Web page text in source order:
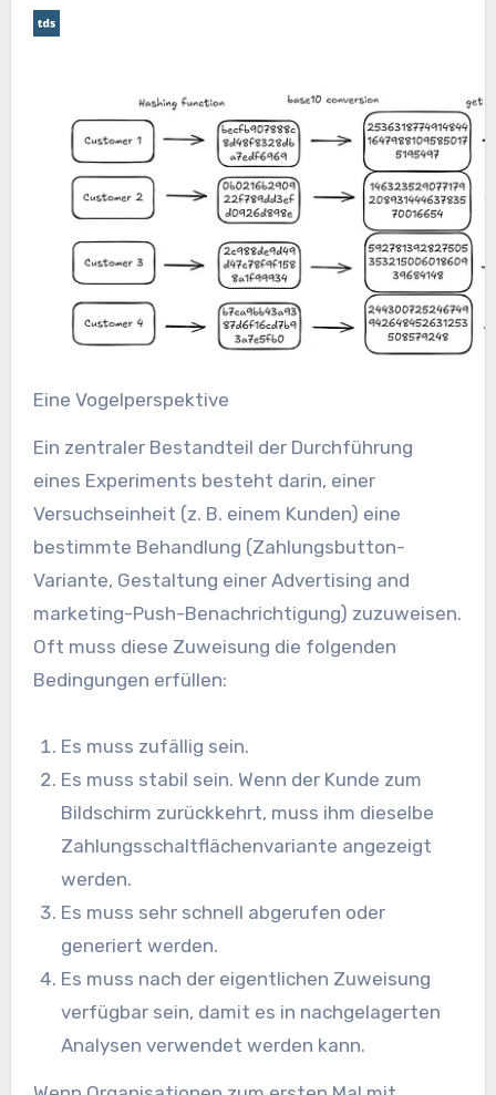
Eine Vogelperspektive
Ein zentraler Bestandteil der Durchführung
eines Experiments besteht darin, einer
Versuchseinheit (z. B. einem Kunden) eine
bestimmte Behandlung (Zahlungsbutton-
Variante, Gestaltung einer Advertising and
marketing-Push-Benachrichtigung) zuzuweisen.
Oft muss diese Zuweisung die folgenden
Bedingungen erfüllen:
Es muss zufällig sein.
Es muss stabil sein. Wenn der Kunde zum
Bildschirm zurückkehrt, muss ihm dieselbe
Zahlungsschaltflächenvariante angezeigt
werden.
Es muss sehr schnell abgerufen oder
generiert werden.
Es muss nach der eigentlichen Zuweisung
verfügbar sein, damit es in nachgelagerten
Analysen verwendet werden kann.